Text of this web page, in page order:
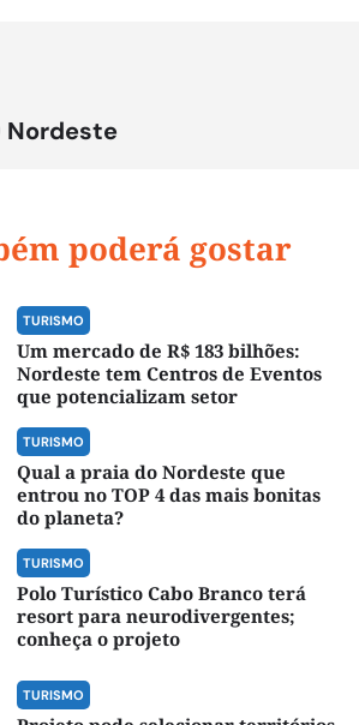
Nordeste
poderá gostar
TURISMO
Um mercado de R$ 183 bilhões:
Nordeste tem Centros de Eventos
que potencializam setor
TURISMO
Qual a praia do Nordeste que
entrou no TOP 4 das mais bonitas
do planeta?
TURISMO
Polo Turístico Cabo Branco terá
resort para neurodivergentes;
conheça o projeto
TURISMO